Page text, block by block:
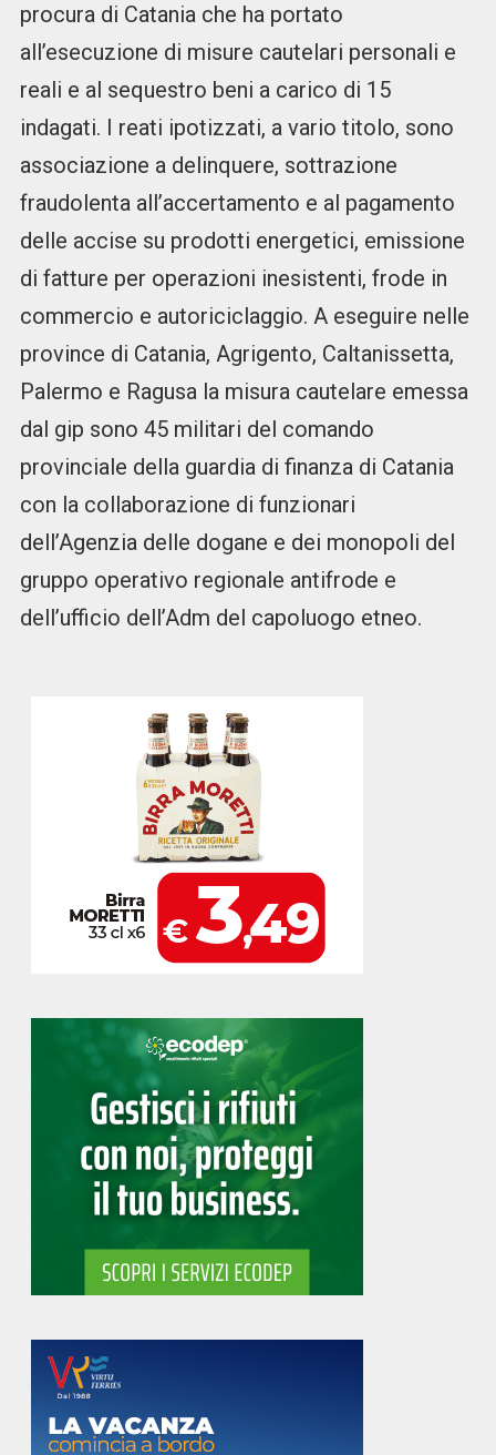
procura di Catania che ha portato
all’esecuzione di misure cautelari personali e
reali e al sequestro beni a carico di 15
indagati. I reati ipotizzati, a vario titolo, sono
associazione a delinquere, sottrazione
fraudolenta all’accertamento e al pagamento
delle accise su prodotti energetici, emissione
di fatture per operazioni inesistenti, frode in
commercio e autoriciclaggio. A eseguire nelle
province di Catania, Agrigento, Caltanissetta,
Palermo e Ragusa la misura cautelare emessa
dal gip sono 45 militari del comando
provinciale della guardia di finanza di Catania
con la collaborazione di funzionari
dell’Agenzia delle dogane e dei monopoli del
gruppo operativo regionale antifrode e
dell’ufficio dell’Adm del capoluogo etneo.